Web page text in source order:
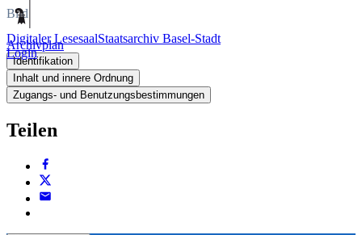
Digitaler LesesaalStaatsarchiv Basel-Stadt
Login
Bild
Archivplan
Identifikation
Inhalt und innere Ordnung
Zugangs- und Benutzungsbestimmungen
Teilen